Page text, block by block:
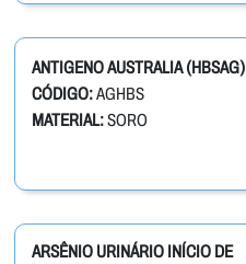
ANTIGENO AUSTRALIA (HBSAG)
CÓDIGO:AGHBS
MATERIAL:SORO
ARSÊNIO URINÁRIO INÍCIO DE